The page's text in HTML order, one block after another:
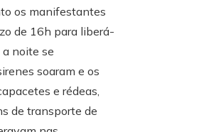
os manifestantes
de 16h para liberá-
a noite se
soaram e os
e rédeas,
de transporte de